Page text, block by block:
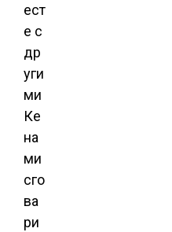
ест
е с
др
уги
ми
Ке
на
ми
сго
ва
ри